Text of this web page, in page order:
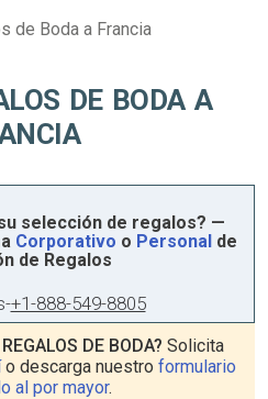
de Boda a Francia
DE BODA A
selección de regalos? —
Corporativo o Personalde
de Regalos
-+1-888-549-8805
DE BODA? Solicita
o descarga nuestro formulario
al por mayor.